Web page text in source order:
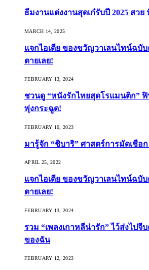
ธีมงานแต่งงานสุดเก๋รับปี 2025 สวย
MARCH 14, 2025
แจกไอเดีย ของขวัญวาเลนไทน์ฉบับ
ตายเลย!
FEBRUARY 13, 2024
ชวนดู “หนังรักไทยสุดโรแมนติก”
พุ่งกระฉูด!
FEBRUARY 10, 2023
มารู้จัก “ชิบาริ” ศาสตร์การมัดเชือ
APRIL 25, 2022
แจกไอเดีย ของขวัญวาเลนไทน์ฉบับ
ตายเลย!
FEBRUARY 13, 2024
รวม “เพลงเกาหลีน่ารัก” ไว้ส่งไป
ของฉัน
FEBRUARY 12, 2023